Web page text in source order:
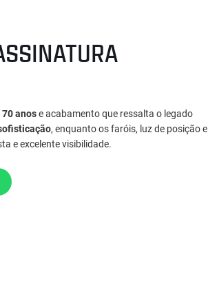
anose acabamento que ressalta o legado
, enquanto os faróis, luz de posição e
e excelente visibilidade.